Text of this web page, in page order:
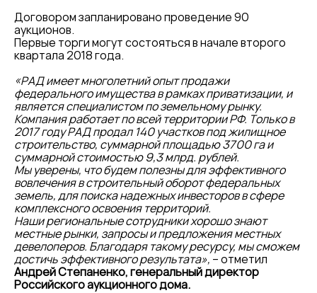
Договором запланировано проведение 90
аукционов.
Первые торги могут состояться в начале второго
квартала 2018 года.
«РАД имеет многолетний опыт продажи
федерального имущества в рамках приватизации, и
является специалистом по земельному рынку.
Компания работает по всей территории РФ. Только в
2017 году РАД продал 140 участков под жилищное
строительство, суммарной площадью 3700 га и
суммарной стоимостью 9,3 млрд. рублей.
Мы уверены, что будем полезны для эффективного
вовлечения в строительный оборот федеральных
земель, для поиска надежных инвесторов в сфере
комплексного освоения территорий.
Наши региональные сотрудники хорошо знают
местные рынки, запросы и предложения местных
девелоперов. Благодаря такому ресурсу, мы сможем
достичь эффективного результата», – отметил
Андрей Степаненко, генеральный директор
Российского аукционного дома.